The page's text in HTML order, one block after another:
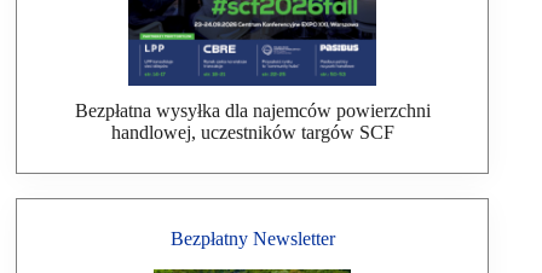
Bezpłatna wysyłka dla najemców powierzchni
handlowej, uczestników targów SCF
Bezpłatny Newsletter